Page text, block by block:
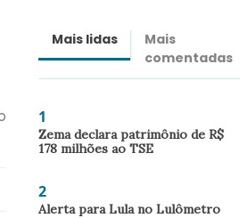
Mais lidas
Mais
comentadas
1
Zema declara patrimônio de R$
178 milhões ao TSE
2
Alerta para Lula no Lulômetro